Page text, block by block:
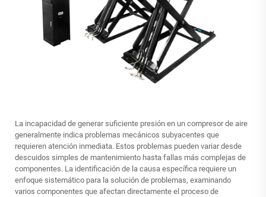
La incapacidad de generar suficiente presión en un compresor de aire
generalmente indica problemas mecánicos subyacentes que
requieren atención inmediata. Estos problemas pueden variar desde
descuidos simples de mantenimiento hasta fallas más complejas de
componentes. La identificación de la causa específica requiere un
enfoque sistemático para la solución de problemas, examinando
varios componentes que afectan directamente el proceso de